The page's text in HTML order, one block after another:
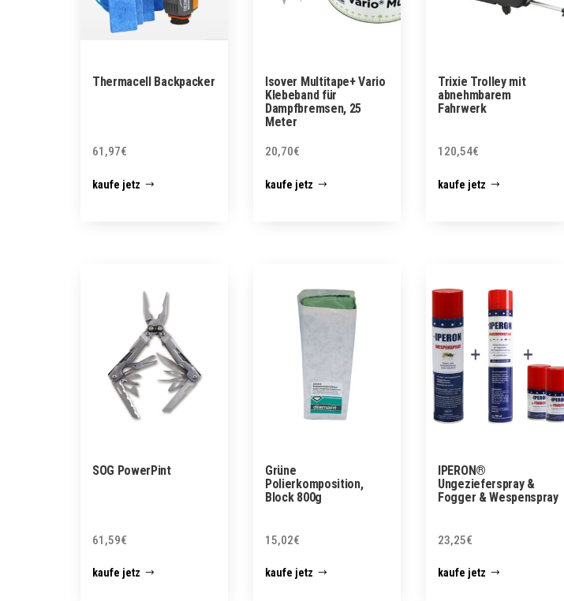
Thermacell Backpacker
61,97€
kaufe jetz
Isover Multitape+ Vario
Klebeband für
Dampfbremsen, 25
Meter
20,70€
kaufe jetz
Trixie Trolley mit
abnehmbarem
Fahrwerk
120,54€
kaufe jetz
SOG PowerPint
61,59€
kaufe jetz
Grüne
Polierkomposition,
Block 800g
15,02€
kaufe jetz
IPERON®
Ungezieferspray &
Fogger & Wespenspray
23,25€
kaufe jetz